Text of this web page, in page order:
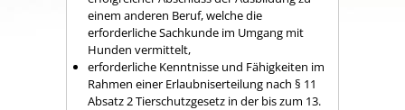
einem anderen Beruf, welche die
erforderliche Sachkunde im Umgang mit
Hunden vermittelt,
erforderliche Kenntnisse und Fähigkeiten im
Rahmen einer Erlaubniserteilung nach § 11
Absatz 2 Tierschutzgesetz in der bis zum 13.